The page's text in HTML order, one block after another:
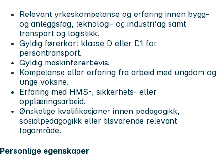
Relevant yrkeskompetanse og erfaring innen bygg-
og anleggsfag, teknologi- og industrifag samt
transport og logistikk.
Gyldig førerkort klasse D eller D1 for
persontransport.
Gyldig maskinførerbevis.
Kompetanse eller erfaring fra arbeid med ungdom og
unge voksne.
Erfaring med HMS-, sikkerhets- eller
opplæringsarbeid.
Ønskelige kvalifikasjoner innen pedagogikk,
sosialpedagogikk eller tilsvarende relevant
fagområde.
Personlige egenskaper